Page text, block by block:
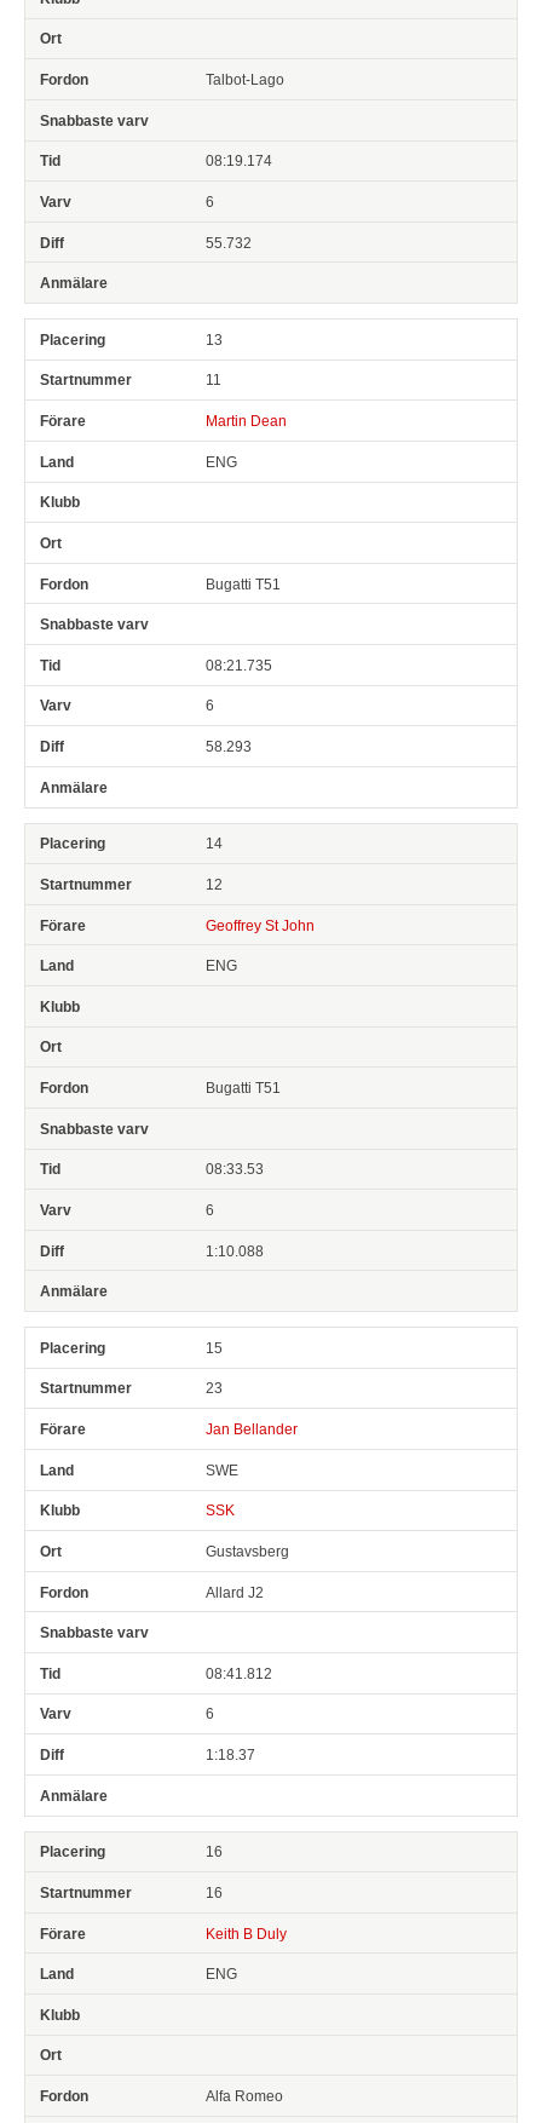
Talbot-Lago
08:19.174
6
55.732
13
11
Martin Dean
ENG
Bugatti T51
08:21.735
6
58.293
14
12
Geoffrey St John
ENG
Bugatti T51
08:33.53
6
1:10.088
15
23
Jan Bellander
SWE
SSK
Gustavsberg
Allard J2
08:41.812
6
1:18.37
16
16
Keith B Duly
ENG
Alfa Romeo